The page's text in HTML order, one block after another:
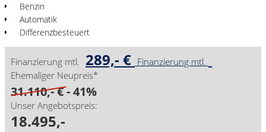
Benzin
Automatik
Differenzbesteuert
Finanzierung mtl. 289,- € Finanzierung mtl.
Ehemaliger Neupreis*
31.110,- €- 41%
Unser Angebotspreis:
18.495,-